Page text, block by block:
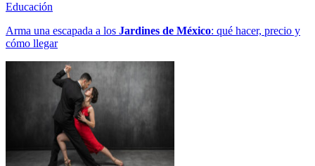
Educación
Arma una escapada a los Jardines de México: qué hacer, precio y
cómo llegar